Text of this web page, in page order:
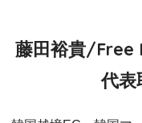
藤田裕貴/Free
代表